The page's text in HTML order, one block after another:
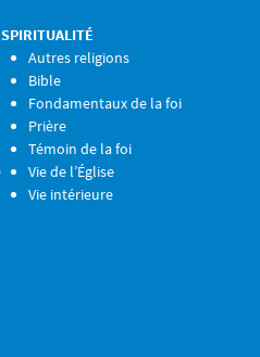
SPIRITUALITÉ
Autres religions
Bible
Fondamentaux de la foi
Prière
Témoin de la foi
Vie de l’Église
Vie intérieure